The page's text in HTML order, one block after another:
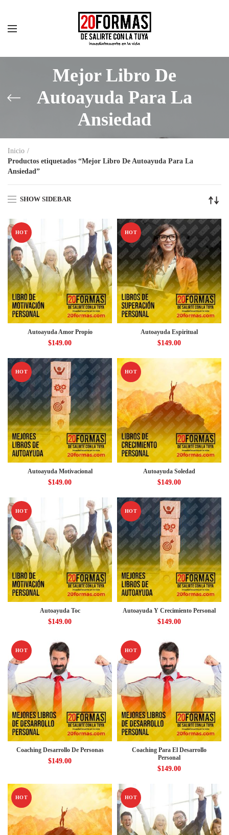
Mejor Libro De
Autoayuda Para La
Ansiedad
Inicio
Productos etiquetados “Mejor Libro De Autoayuda Para La
Ansiedad”
SHOW SIDEBAR
HOT
Autoayuda Amor Propio
$149.00
HOT
Autoayuda Espiritual
$149.00
HOT
Autoayuda Motivacional
$149.00
HOT
Autoayuda Soledad
$149.00
HOT
Autoayuda Toc
$149.00
HOT
Autoayuda Y Crecimiento Personal
$149.00
HOT
Coaching Desarrollo De Personas
$149.00
HOT
Coaching Para El Desarrollo
Personal
$149.00
HOT HOT